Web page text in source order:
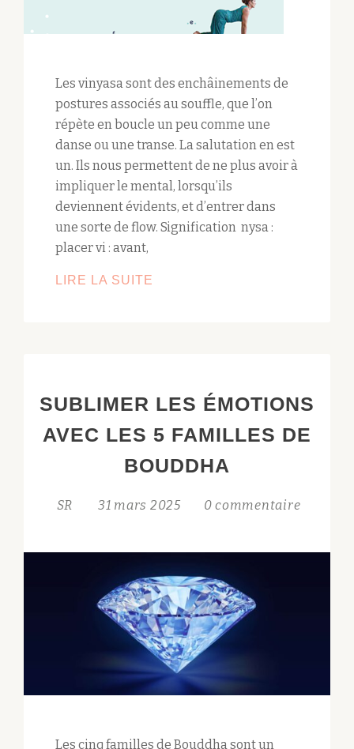
Les vinyasa sont des enchâinements de
postures associés au souffle, que l’on
répète en boucle un peu comme une
danse ou une transe. La salutation en est
un. Ils nous permettent de ne plus avoir à
impliquer le mental, lorsqu’ils
deviennent évidents, et d’entrer dans
une sorte de flow. Signification nysa :
placer vi : avant,
LIRE LA SUITE
SUBLIMER LES ÉMOTIONS
AVEC LES 5 FAMILLES DE
BOUDDHA
SR 31 mars 2025 0 commentaire
Les cinq familles de Bouddha sont un